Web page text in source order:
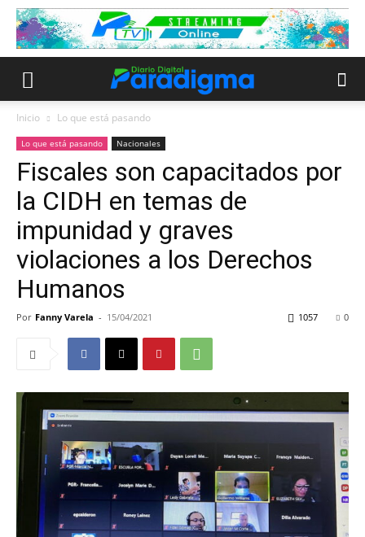
Inicio Lo que está pasando
Lo que está pasando Nacionales
Fiscales son capacitados por
la CIDH en temas de
impunidad y graves
violaciones a los Derechos
Humanos
Por Fanny Varela - 15/04/2021 0
1057